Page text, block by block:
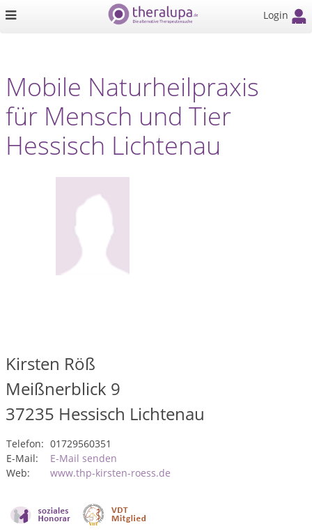
Login
Mobile Naturheilpraxis
für Mensch und Tier
Hessisch Lichtenau
Kirsten Röß
Meißnerblick 9
37235 Hessisch Lichtenau
Telefon: 01729560351
E-Mail:
E-Mail senden
Web:
www.thp-kirsten-roess.de